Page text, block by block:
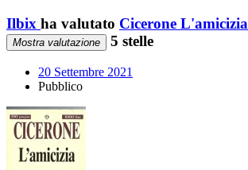
Ilbix ha valutato Cicerone L'amicizia
Mostra valutazione 5 stelle
20 Settembre 2021
Pubblico